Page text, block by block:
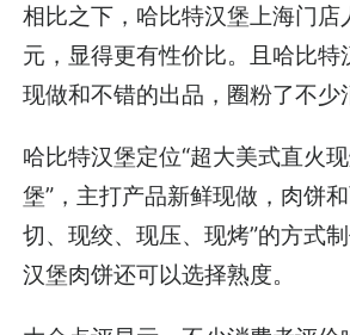
相比之下，哈比特汉堡上海门
元，显得更有性价比。且哈比特
现做和不错的出品，圈粉了不少
哈比特汉堡定位“超大美式直火
堡”，主打产品新鲜现做，肉饼
切、现绞、现压、现烤”的方式
汉堡肉饼还可以选择熟度。